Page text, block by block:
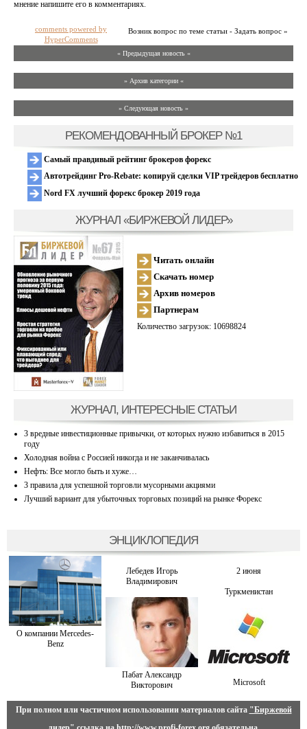
мнение напишите его в комментариях.
Возник вопрос по теме статьи - Задать вопрос »
comments powered by
HyperComments
« Предыдущая новость «
» Архив категории «
» Следующая новость »
РЕКОМЕНДОВАННЫЙ БРОКЕР №1
Самый правдивый рейтинг брокеров форекс
Автотрейдинг Pro-Rebate: копируй сделки VIP трейдеров бесплатно
Nord FX лучший форекс брокер 2019 года
ЖУРНАЛ «БИРЖЕВОЙ ЛИДЕР»
Читать онлайн
Скачать номер
Архив номеров
Партнерам
Количество загрузок: 10698824
ЖУРНАЛ, ИНТЕРЕСНЫЕ СТАТЬИ
3 вредные инвестиционные привычки, от которых нужно избавиться в 2015
году
Холодная война с Россией никогда и не заканчивалась
Нефть: Все могло быть и хуже…
3 правила для успешной торговли мусорными акциями
Лучший вариант для убыточных торговых позиций на рынке Форекс
ЭНЦИКЛОПЕДИЯ
О компании Mercedes-
Benz
Лебедев Игорь
Владимирович
2 июня
Туркменистан
Пабат Александр
Викторович
Microsoft
При полном или частичном использовании материалов сайта "Биржевой